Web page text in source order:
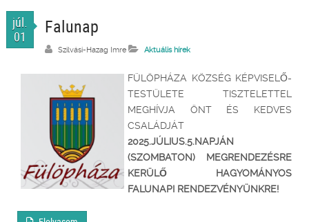
júl.
01
Falunap
Szilvási-Hazag Imre Aktuális hírek
FÜLÖPHÁZA KÖZSÉG KÉPVISELŐ-
TESTÜLETE TISZTELETTEL
MEGHÍVJA ÖNT ÉS KEDVES
CSALÁDJÁT
2025.JÚLIUS.5.NAPJÁN
(SZOMBATON) MEGRENDEZÉSRE
KERÜLŐ HAGYOMÁNYOS
FALUNAPI RENDEZVÉNYÜNKRE!